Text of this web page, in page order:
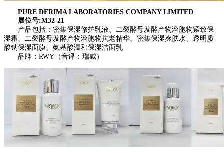
PURE DERIMA LABORATORIES COMPANY LIMITED
展位号:M32-21
产品包括：密集保湿修护乳液、二裂酵母发酵产物溶胞物紧致保
湿霜、二裂酵母发酵产物溶胞物抗老精华、密集保湿爽肤水、透明质
酸钠保湿面膜、氨基酸温和保湿洁面乳
品牌：RWY（音译：瑞威）